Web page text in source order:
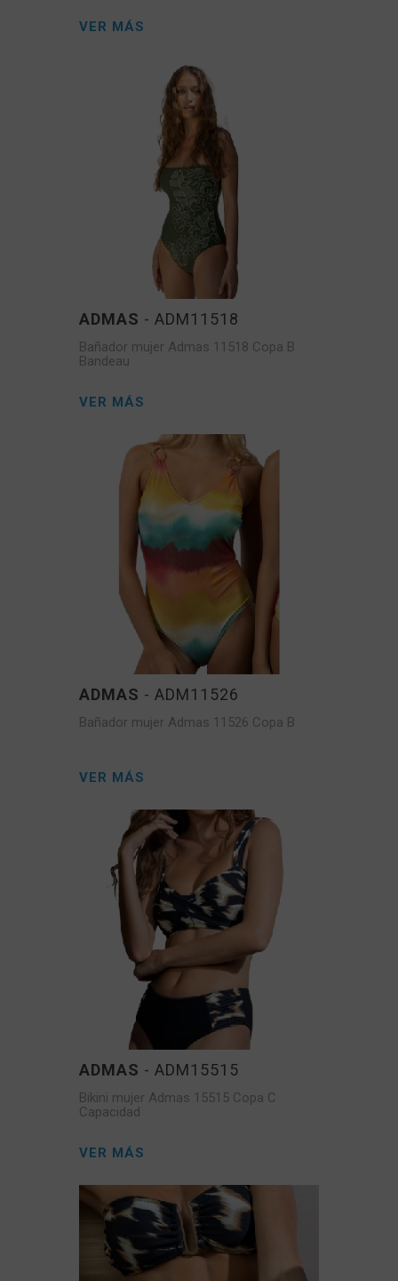
VER MÁS
ADMAS - ADM11518
Bañador mujer Admas 11518 Copa B
Bandeau
VER MÁS
ADMAS - ADM11526
Bañador mujer Admas 11526 Copa B
VER MÁS
ADMAS - ADM15515
Bikini mujer Admas 15515 Copa C
Capacidad
VER MÁS